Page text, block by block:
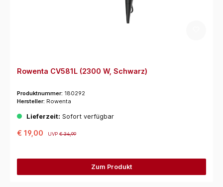
Rowenta CV581L (2300 W, Schwarz)
Produktnummer: 180292
Hersteller: Rowenta
Lieferzeit: Sofort verfügbar
€ 19,00 UVP€ 34,99
Zum Produkt